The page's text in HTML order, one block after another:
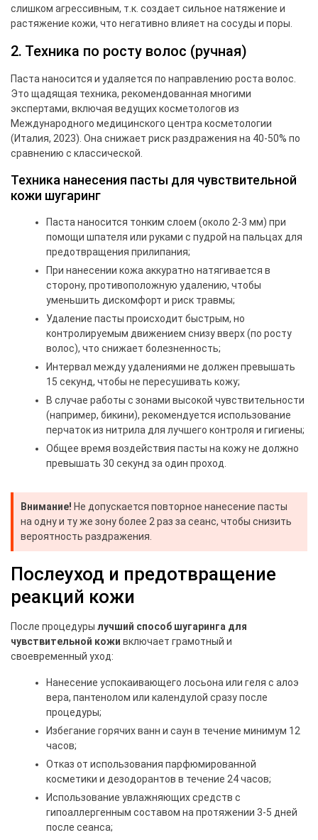
слишком агрессивным, т.к. создает сильное натяжение и
растяжение кожи, что негативно влияет на сосуды и поры.
2. Техника по росту волос (ручная)
Паста наносится и удаляется по направлению роста волос.
Это щадящая техника, рекомендованная многими
экспертами, включая ведущих косметологов из
Международного медицинского центра косметологии
(Италия, 2023). Она снижает риск раздражения на 40-50% по
сравнению с классической.
Техника нанесения пасты для чувствительной
кожи шугаринг
Паста наносится тонким слоем (около 2-3 мм) при
помощи шпателя или руками с пудрой на пальцах для
предотвращения прилипания;
При нанесении кожа аккуратно натягивается в
сторону, противоположную удалению, чтобы
уменьшить дискомфорт и риск травмы;
Удаление пасты происходит быстрым, но
контролируемым движением снизу вверх (по росту
волос), что снижает болезненность;
Интервал между удалениями не должен превышать
15 секунд, чтобы не пересушивать кожу;
В случае работы с зонами высокой чувствительности
(например, бикини), рекомендуется использование
перчаток из нитрила для лучшего контроля и гигиены;
Общее время воздействия пасты на кожу не должно
превышать 30 секунд за один проход.
Внимание! Не допускается повторное нанесение пасты
на одну и ту же зону более 2 раз за сеанс, чтобы снизить
вероятность раздражения.
Послеуход и предотвращение
реакций кожи
После процедуры лучший способ шугаринга для
чувствительной кожи включает грамотный и
своевременный уход:
Нанесение успокаивающего лосьона или геля с алоэ
вера, пантенолом или календулой сразу после
процедуры;
Избегание горячих ванн и саун в течение минимум 12
часов;
Отказ от использования парфюмированной
косметики и дезодорантов в течение 24 часов;
Использование увлажняющих средств с
гипоаллергенным составом на протяжении 3-5 дней
после сеанса;